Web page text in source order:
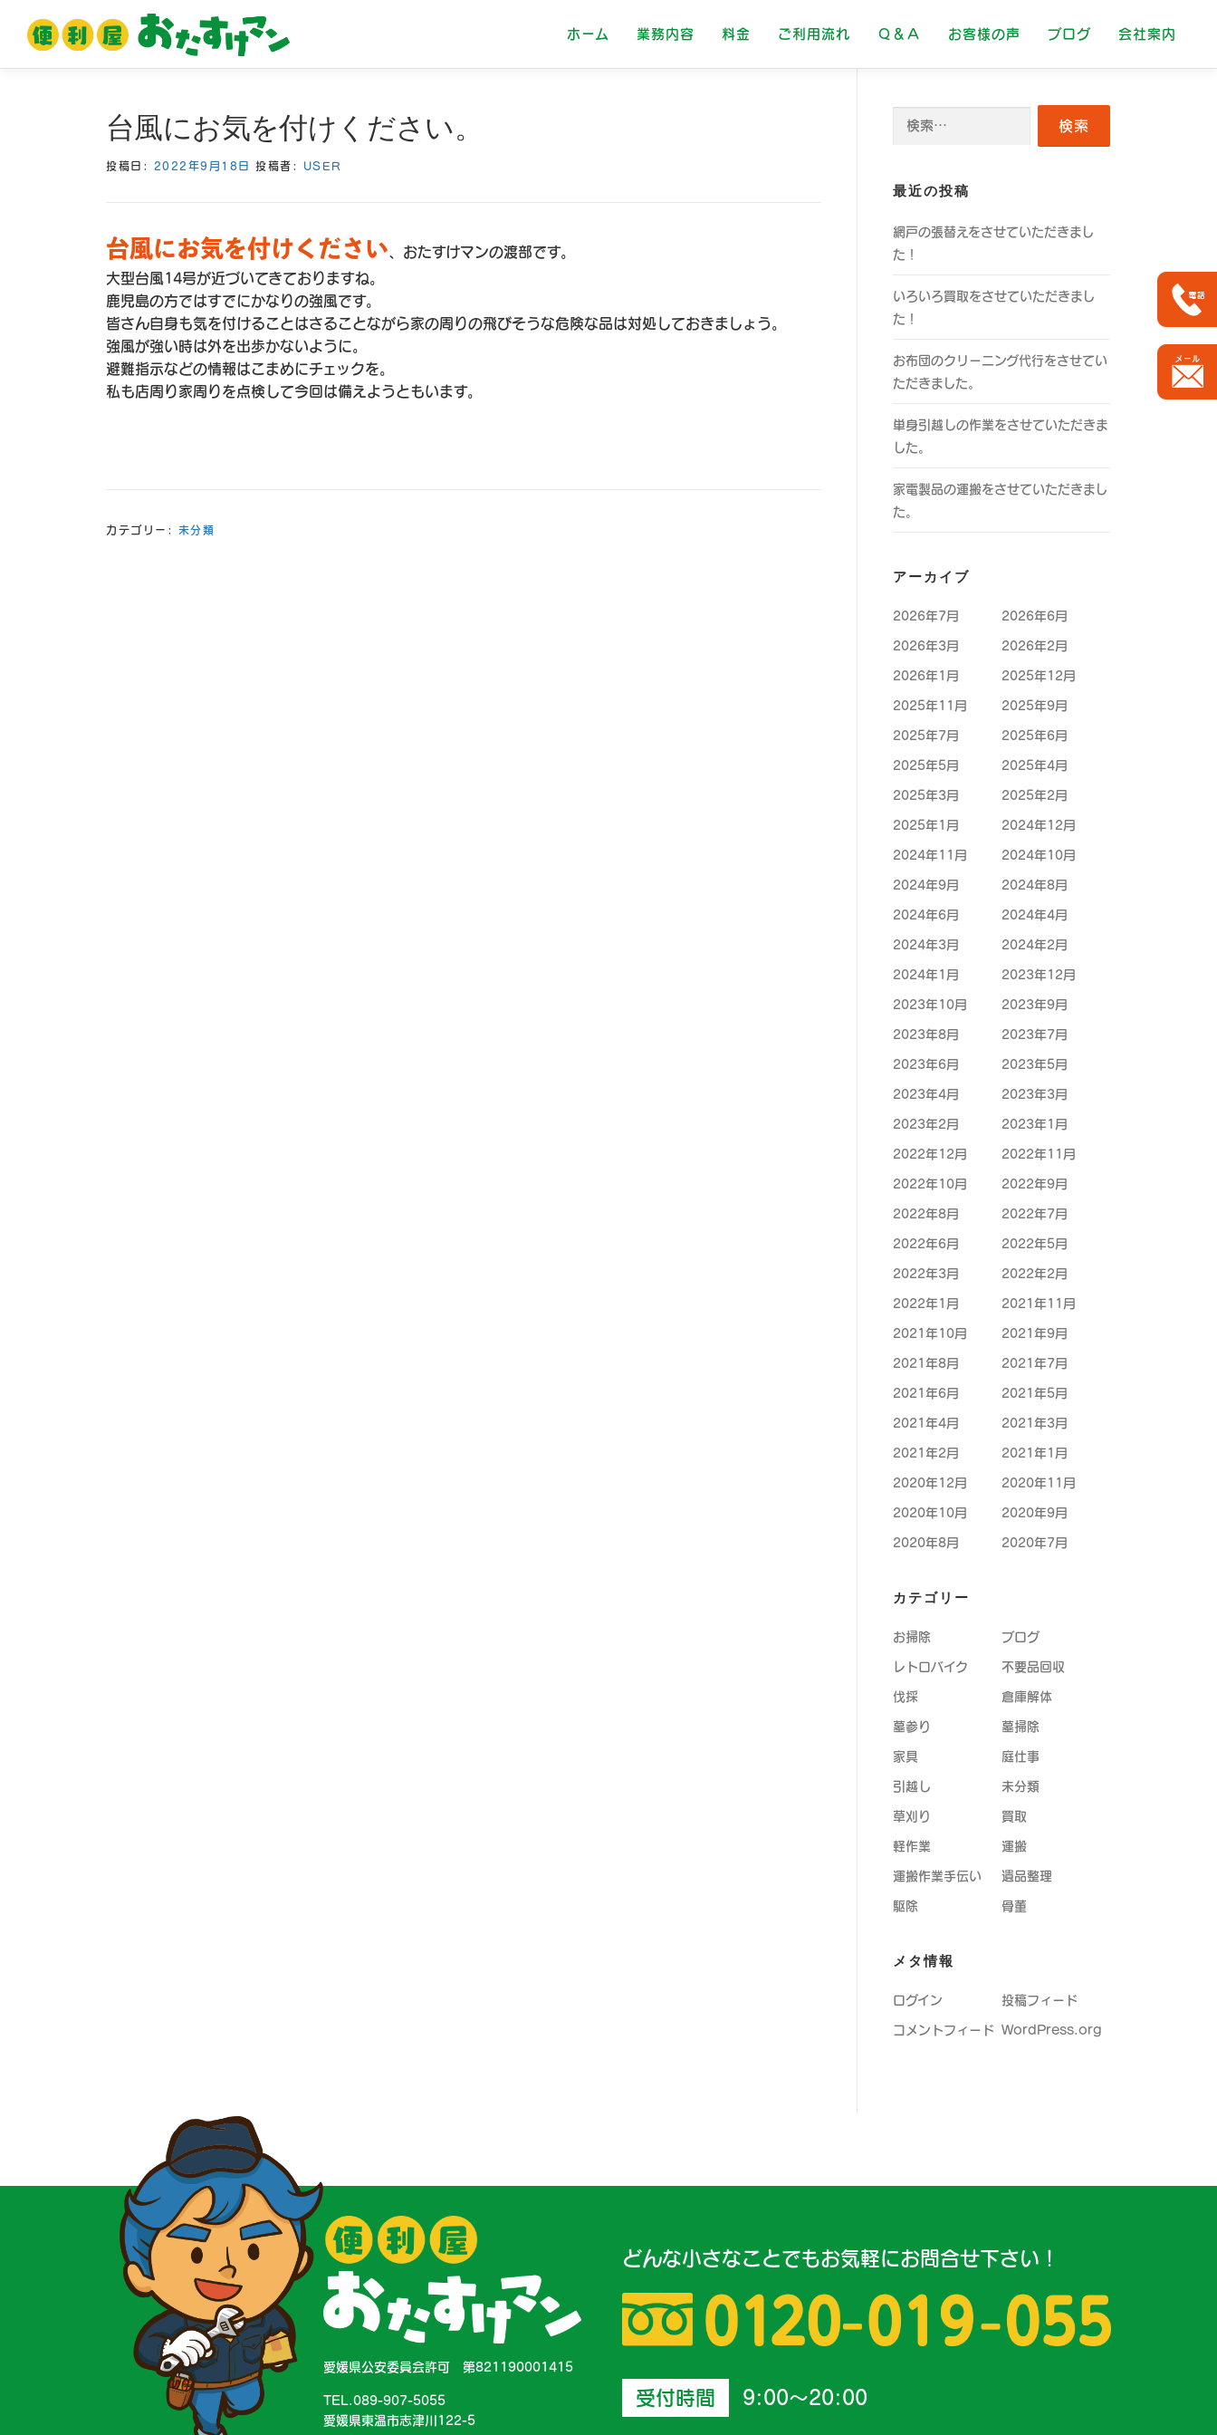
ホーム 業務内容 料金 ご利用流れ Ｑ＆Ａ お客様の声 ブログ 会社案内
台風にお気を付けください。
投稿日: 2022年9月18日 投稿者: USER
台風にお気を付けください 、おたすけマンの渡部です。
大型台風14号が近づいてきておりますね。
鹿児島の方ではすでにかなりの強風です。
皆さん自身も気を付けることはさることながら家の周りの飛びそうな危険な品は対処しておきましょう。
強風が強い時は外を出歩かないように。
避難指示などの情報はこまめにチェックを。
私も店周り家周りを点検して今回は備えようともいます。
カテゴリー: 未分類
最近の投稿
網戸の張替えをさせていただきまし
た！
いろいろ買取をさせていただきまし
た！
お布団のクリーニング代行をさせてい
ただきました。
単身引越しの作業をさせていただきま
した。
家電製品の運搬をさせていただきまし
た。
アーカイブ
2026年7月 2026年6月
2026年3月 2026年2月
2026年1月 2025年12月
2025年11月 2025年9月
2025年7月 2025年6月
2025年5月 2025年4月
2025年3月 2025年2月
2025年1月 2024年12月
2024年11月 2024年10月
2024年9月 2024年8月
2024年6月 2024年4月
2024年3月 2024年2月
2024年1月 2023年12月
2023年10月 2023年9月
2023年8月 2023年7月
2023年6月 2023年5月
2023年4月 2023年3月
2023年2月 2023年1月
2022年12月 2022年11月
2022年10月 2022年9月
2022年8月 2022年7月
2022年6月 2022年5月
2022年3月 2022年2月
2022年1月 2021年11月
2021年10月 2021年9月
2021年8月 2021年7月
2021年6月 2021年5月
2021年4月 2021年3月
2021年2月 2021年1月
2020年12月 2020年11月
2020年10月 2020年9月
2020年8月 2020年7月
カテゴリー
お掃除 ブログ
レトロバイク 不要品回収
伐採 倉庫解体
墓参り 墓掃除
家具 庭仕事
引越し 未分類
草刈り 買取
軽作業 運搬
運搬作業手伝い 遺品整理
駆除 骨董
メタ情報
ログイン 投稿フィード
コメントフィード WordPress.org
愛媛県公安委員会許可 第821190001415
TEL.089-907-5055
愛媛県東温市志津川122-5
どんな小さなことでもお気軽にお問合せ下さい！
受付時間 9:00～20:00